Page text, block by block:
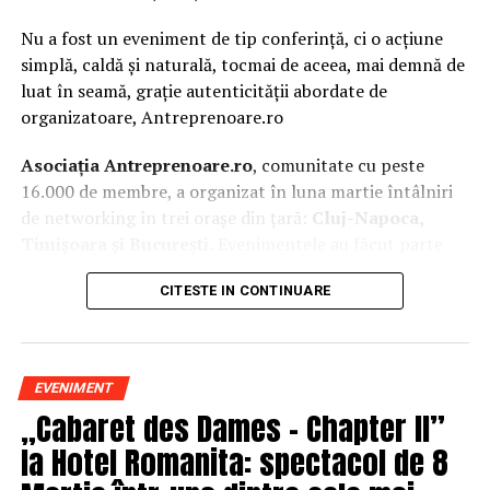
Nu a fost un eveniment de tip conferință, ci o acțiune
simplă, caldă și naturală, tocmai de aceea, mai demnă de
luat în seamă, grație autenticității abordate de
organizatoare, Antreprenoare.ro
Asociația Antreprenoare.ro, comunitate cu peste
16.000 de membre, a organizat în luna martie întâlniri
de networking în trei orașe din țară:
Cluj-Napoca,
campania națională„Aleg să fiu vizibilă„, o
inițiativă care combină sesiuni de fotografie de brand
prezentă, cu numele tău și cu afacerea ta, în spațiul
public.
La Cluj-Napoca, sesiunile foto au fost susținute de doi
fotografi profesioniști:Valentina Mihalache
(lightsun.ro) șiDeni Sîrb(DA Studio). Valentina a venit
CITESTE IN CONTINUARE
EVENIMENT
„Cabaret des Dames – Chapter II”
la Hotel Romanita: spectacol de 8